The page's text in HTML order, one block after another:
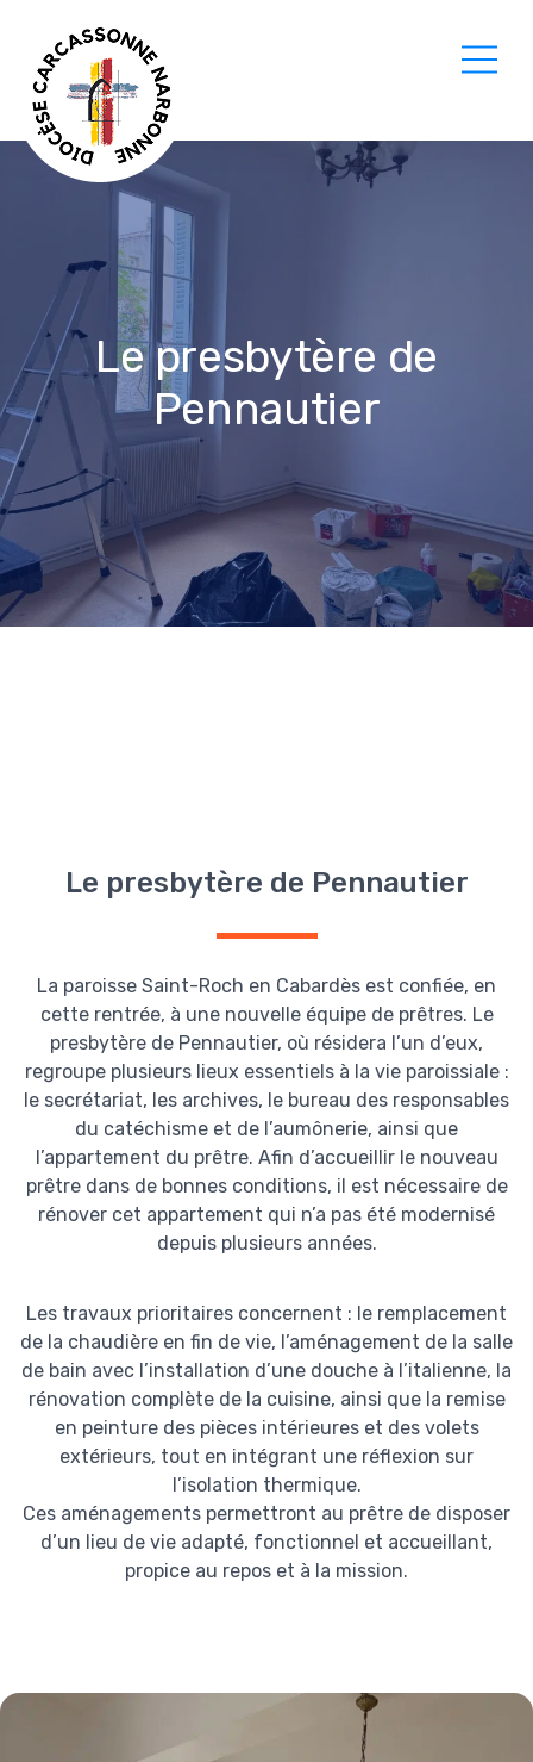
Le presbytère de
Pennautier
Le presbytère de Pennautier
La paroisse Saint-Roch en Cabardès est confiée, en
cette rentrée, à une nouvelle équipe de prêtres. Le
presbytère de Pennautier, où résidera l’un d’eux,
regroupe plusieurs lieux essentiels à la vie paroissiale :
le secrétariat, les archives, le bureau des responsables
du catéchisme et de l’aumônerie, ainsi que
l’appartement du prêtre. Afin d’accueillir le nouveau
prêtre dans de bonnes conditions, il est nécessaire de
rénover cet appartement qui n’a pas été modernisé
depuis plusieurs années.
Les travaux prioritaires concernent : le remplacement
de la chaudière en fin de vie, l’aménagement de la salle
de bain avec l’installation d’une douche à l’italienne, la
rénovation complète de la cuisine, ainsi que la remise
en peinture des pièces intérieures et des volets
extérieurs, tout en intégrant une réflexion sur
l’isolation thermique.
Ces aménagements permettront au prêtre de disposer
d’un lieu de vie adapté, fonctionnel et accueillant,
propice au repos et à la mission.